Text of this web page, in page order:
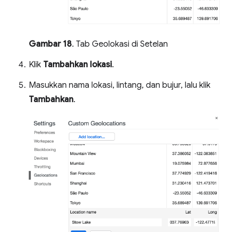
Gambar 18. Tab Geolokasi di Setelan
Klik Tambahkan lokasi.
Masukkan nama lokasi, lintang, dan bujur, lalu klik
Tambahkan.